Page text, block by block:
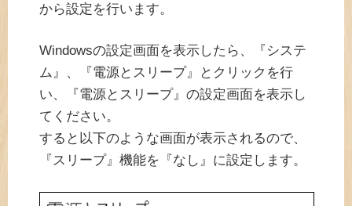
から設定を行います。
Windowsの設定画面を表示したら、『システ
ム』、『電源とスリープ』とクリックを行
い、『電源とスリープ』の設定画面を表示し
てください。
すると以下のような画面が表示されるので、
『スリープ』機能を『なし』に設定します。